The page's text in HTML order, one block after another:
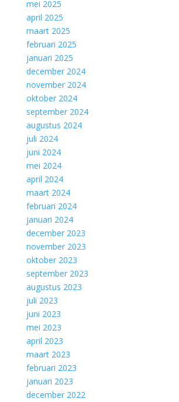
mei 2025
april 2025
maart 2025
februari 2025
januari 2025
december 2024
november 2024
oktober 2024
september 2024
augustus 2024
juli 2024
juni 2024
mei 2024
april 2024
maart 2024
februari 2024
januari 2024
december 2023
november 2023
oktober 2023
september 2023
augustus 2023
juli 2023
juni 2023
mei 2023
april 2023
maart 2023
februari 2023
januari 2023
december 2022